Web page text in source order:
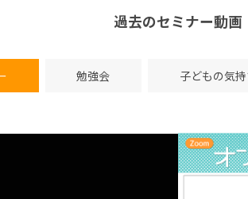
過去のセミナー動画
勉強会 子どもの気